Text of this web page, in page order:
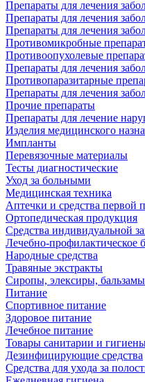
Препараты для лечения
Препараты для лечения
Препараты для лечения
Противомикробные
Противоопухолевые
Препараты для лечения
Противопаразитарные
Препараты для лечения
Прочие препараты
Препараты для лечение
Изделия медицинского
Импланты
Перевязочные материалы
Тесты диагностические
Уход за больными
Медицинская техника
Аптечки и средства первой
Ортопедическая продукция
Средства индивидуальной
Лечебно-профилактическое
Народные средства
Травяные экстракты
Сиропы, элексиры, бальзамы
Питание
Спортивное питание
Здоровое питание
Лечебное питание
Товары санитарии и
Дезинфицирующие средства
Средства для ухода за